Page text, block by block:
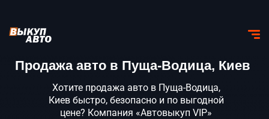
Продажа авто в Пуща-Водица, Киев
Хотите продажа авто в Пуща-Водица,
Киев быстро, безопасно и по выгодной
цене? Компания «Автовыкуп VIP»